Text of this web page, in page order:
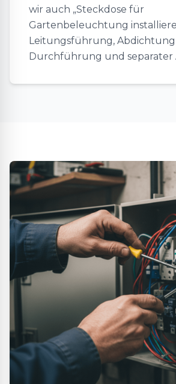
wir auch „Steckdose für
Gartenbeleuchtung
Leitungsführung,
Durchführung und separater